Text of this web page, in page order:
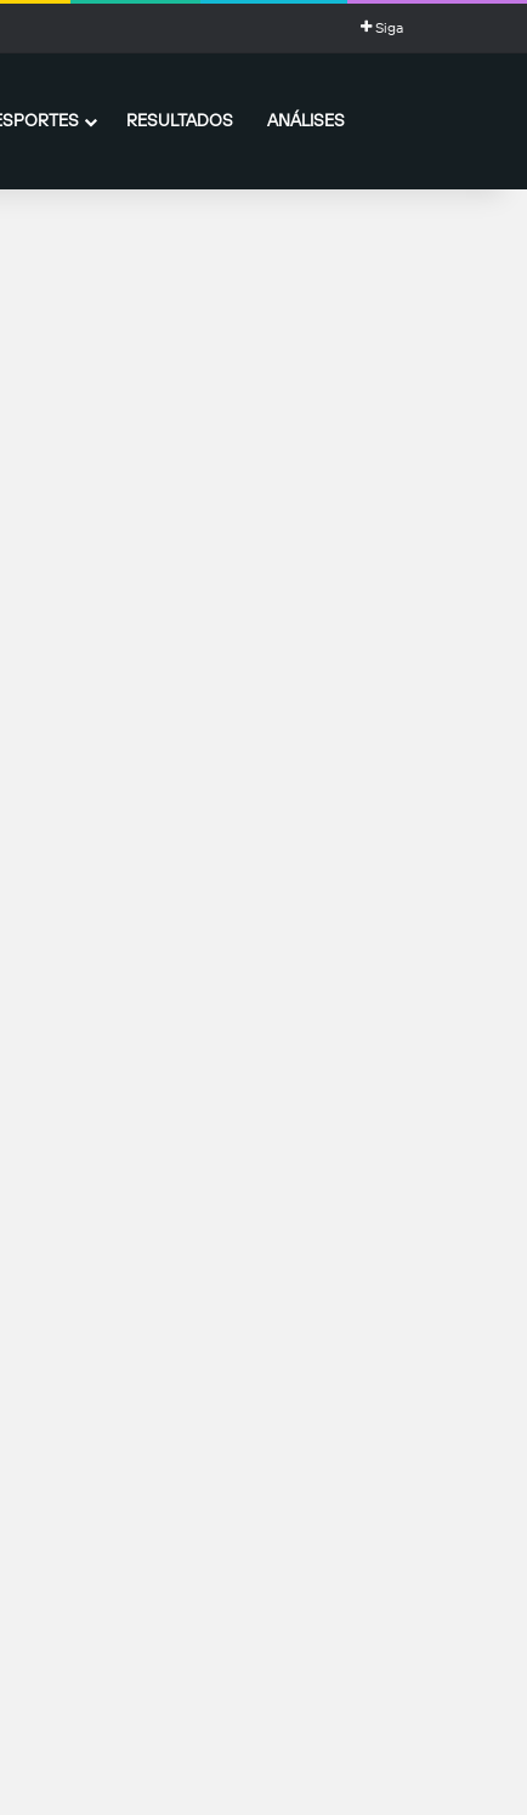
Siga
RESULTADOS ANÁLISES